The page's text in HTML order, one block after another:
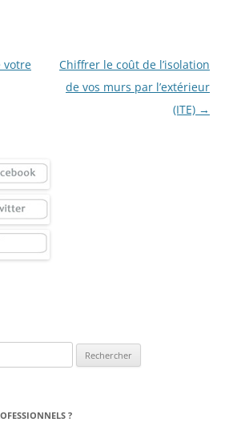
votre
Chiffrer le coût de l’isolation
de vos murs par l’extérieur
(ITE) →
?